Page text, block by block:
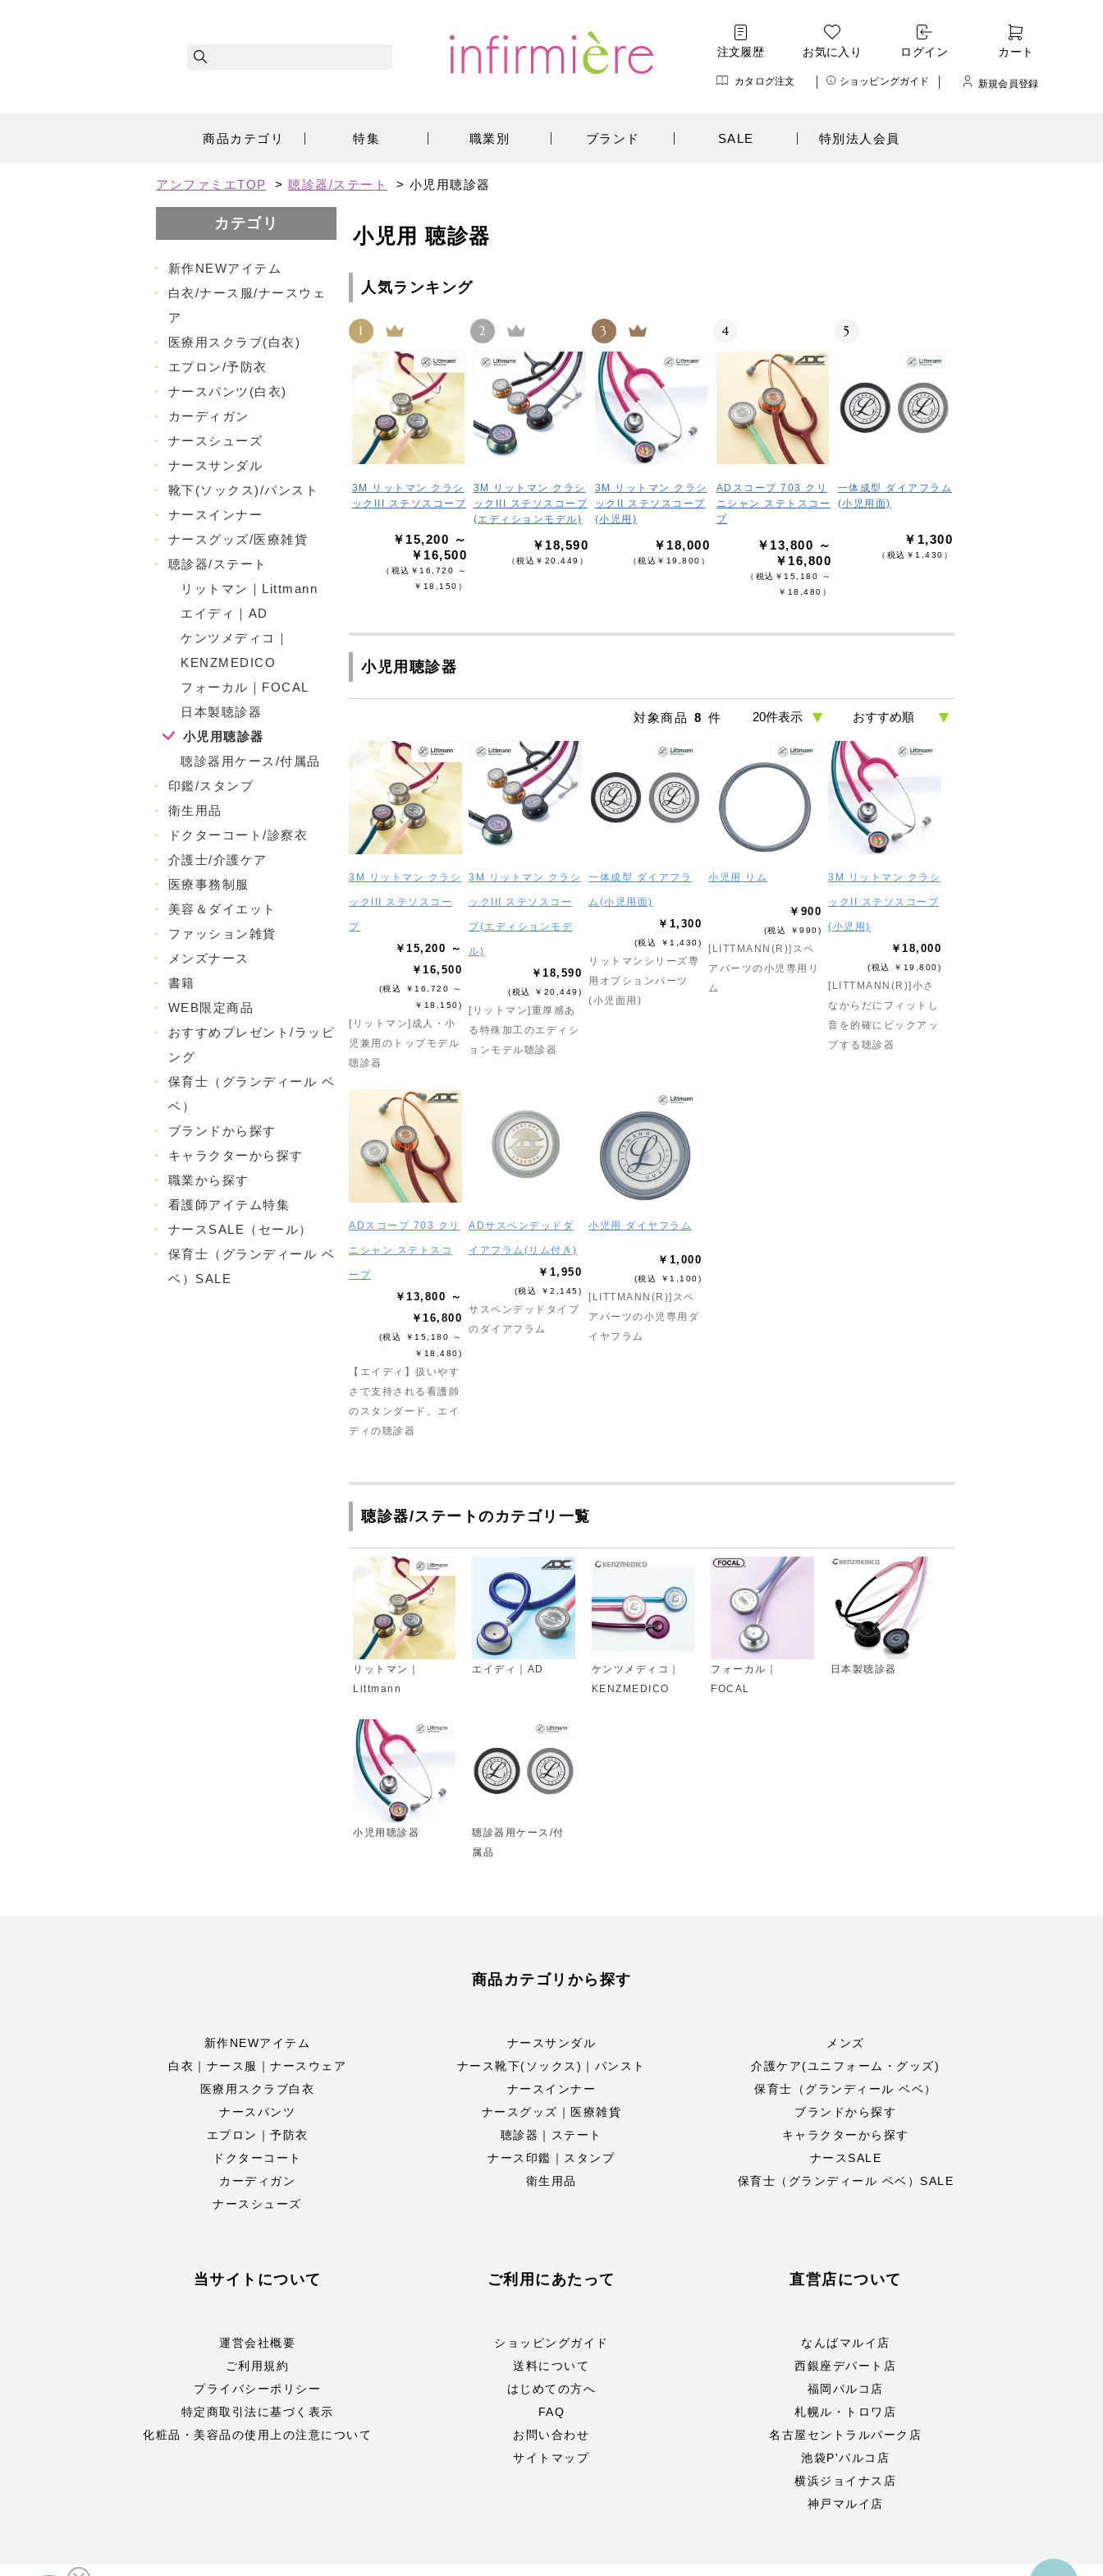
注文履歴 お気に入り ログイン カート
カタログ注文 ショッピングガイド 新規会員登録
商品カテゴリ 特集 職業別 ブランド SALE 特別法人会員
アンファミエTOP > 聴診器/ステート > 小児用聴診器
カテゴリ
・
新作NEWアイテム
・
白衣/ナース服/ナースウェ
ア
・
医療用スクラブ(白衣)
・
エプロン/予防衣
・
ナースパンツ(白衣)
・
カーディガン
・
ナースシューズ
・
ナースサンダル
・
靴下(ソックス)/パンスト
・
ナースインナー
・
ナースグッズ/医療雑貨
・
聴診器/ステート
リットマン｜Littmann
エイディ｜AD
ケンツメディコ｜
KENZMEDICO
フォーカル｜FOCAL
日本製聴診器
小児用聴診器
聴診器用ケース/付属品
・
印鑑/スタンプ
・
衛生用品
・
ドクターコート/診察衣
・
介護士/介護ケア
・
医療事務制服
・
美容＆ダイエット
・
ファッション雑貨
・
メンズナース
・
書籍
・
WEB限定商品
・
おすすめプレゼント/ラッピ
ング
・
保育士（グランディール ベ
ベ）
・
ブランドから探す
・
キャラクターから探す
・
職業から探す
・
看護師アイテム特集
・
ナースSALE（セール）
・
保育士（グランディール ベ
ベ）SALE
小児用 聴診器
人気ランキング
1
3M リットマン クラシ
ックIII ステソスコープ
￥15,200 ～
￥16,500
（税込￥16,720 ～
￥18,150）
2
3M リットマン クラシ
ックIII ステソスコープ
(エディションモデル)
￥18,590
（税込￥20,449）
3
3M リットマン クラシ
ックII ステソスコープ
(小児用)
￥18,000
（税込￥19,800）
4
ADスコープ 703 クリ
ニシャン ステトスコー
プ
￥13,800 ～
￥16,800
（税込￥15,180 ～
￥18,480）
5
一体成型 ダイアフラム
(小児用面)
￥1,300
（税込￥1,430）
小児用聴診器
対象商品 8 件
3M リットマン クラシ
ックIII ステソスコー
プ
￥15,200 ～
￥16,500
(税込 ￥16,720 ～
￥18,150)
[リットマン]成人・小
児兼用のトップモデル
聴診器
3M リットマン クラシ
ックIII ステソスコー
プ(エディションモデ
ル)
￥18,590
(税込 ￥20,449)
[リットマン]重厚感あ
る特殊加工のエディシ
ョンモデル聴診器
一体成型 ダイアフラ
ム(小児用面)
￥1,300
(税込 ￥1,430)
リットマンシリーズ専
用オプションパーツ
(小児面用)
小児用 リム
￥900
(税込 ￥990)
[LITTMANN(R)]スペ
アパーツの小児専用リ
ム
3M リットマン クラシ
ックII ステソスコープ
(小児用)
￥18,000
(税込 ￥19,800)
[LITTMANN(R)]小さ
なからだにフィットし
音を的確にピックアッ
プする聴診器
ADスコープ 703 クリ
ニシャン ステトスコ
ープ
￥13,800 ～
￥16,800
(税込 ￥15,180 ～
￥18,480)
【エイディ】扱いやす
さで支持される看護師
のスタンダード。エイ
ディの聴診器
ADサスペンデッドダ
イアフラム(リム付き)
￥1,950
(税込 ￥2,145)
サスペンデッドタイプ
のダイアフラム
小児用 ダイヤフラム
￥1,000
(税込 ￥1,100)
[LITTMANN(R)]スペ
アパーツの小児専用ダ
イヤフラム
聴診器/ステートのカテゴリ一覧
リットマン｜
Littmann
エイディ｜AD
ケンツメディコ｜
KENZMEDICO
フォーカル｜
FOCAL
日本製聴診器
小児用聴診器
聴診器用ケース/付
属品
商品カテゴリから探す
新作NEWアイテム
白衣｜ナース服｜ナースウェア
医療用スクラブ白衣
ナースパンツ
エプロン｜予防衣
ドクターコート
カーディガン
ナースシューズ
ナースサンダル
ナース靴下(ソックス)｜パンスト
ナースインナー
ナースグッズ｜医療雑貨
聴診器｜ステート
ナース印鑑｜スタンプ
衛生用品
メンズ
介護ケア(ユニフォーム・グッズ)
保育士（グランディール ベベ）
ブランドから探す
キャラクターから探す
ナースSALE
保育士（グランディール ベベ）SALE
当サイトについて
運営会社概要
ご利用規約
プライバシーポリシー
特定商取引法に基づく表示
化粧品・美容品の使用上の注意について
ご利用にあたって
ショッピングガイド
送料について
はじめての方へ
FAQ
お問い合わせ
サイトマップ
直営店について
なんばマルイ店
西銀座デパート店
福岡パルコ店
札幌ル・トロワ店
名古屋セントラルパーク店
池袋P'パルコ店
横浜ジョイナス店
神戸マルイ店